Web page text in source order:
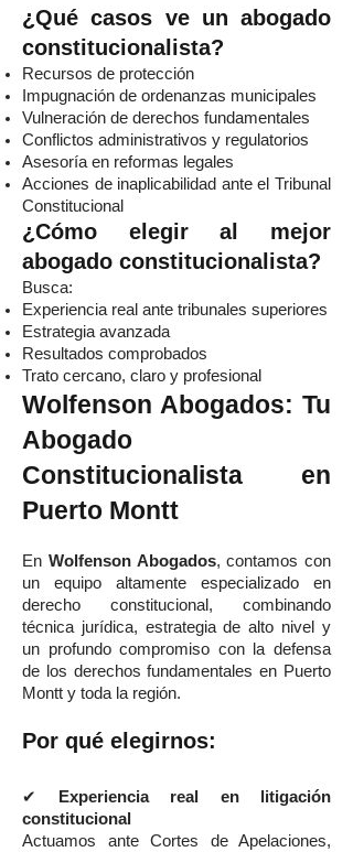
¿Qué casos ve un abogado
constitucionalista?
Recursos de protección
Impugnación de ordenanzas municipales
Vulneración de derechos fundamentales
Conflictos administrativos y regulatorios
Asesoría en reformas legales
Acciones de inaplicabilidad ante el Tribunal
Constitucional
¿Cómo elegir al mejor
abogado constitucionalista?
Busca:
Experiencia real ante tribunales superiores
Estrategia avanzada
Resultados comprobados
Trato cercano, claro y profesional
Wolfenson Abogados: Tu
Abogado
Constitucionalista en
Puerto Montt
En Wolfenson Abogados, contamos con
un equipo altamente especializado en
derecho constitucional, combinando
técnica jurídica, estrategia de alto nivel y
un profundo compromiso con la defensa
de los derechos fundamentales en Puerto
Montt y toda la región.
Por qué elegirnos:
✔
Experiencia real en litigación
constitucional
Actuamos ante Cortes de Apelaciones,